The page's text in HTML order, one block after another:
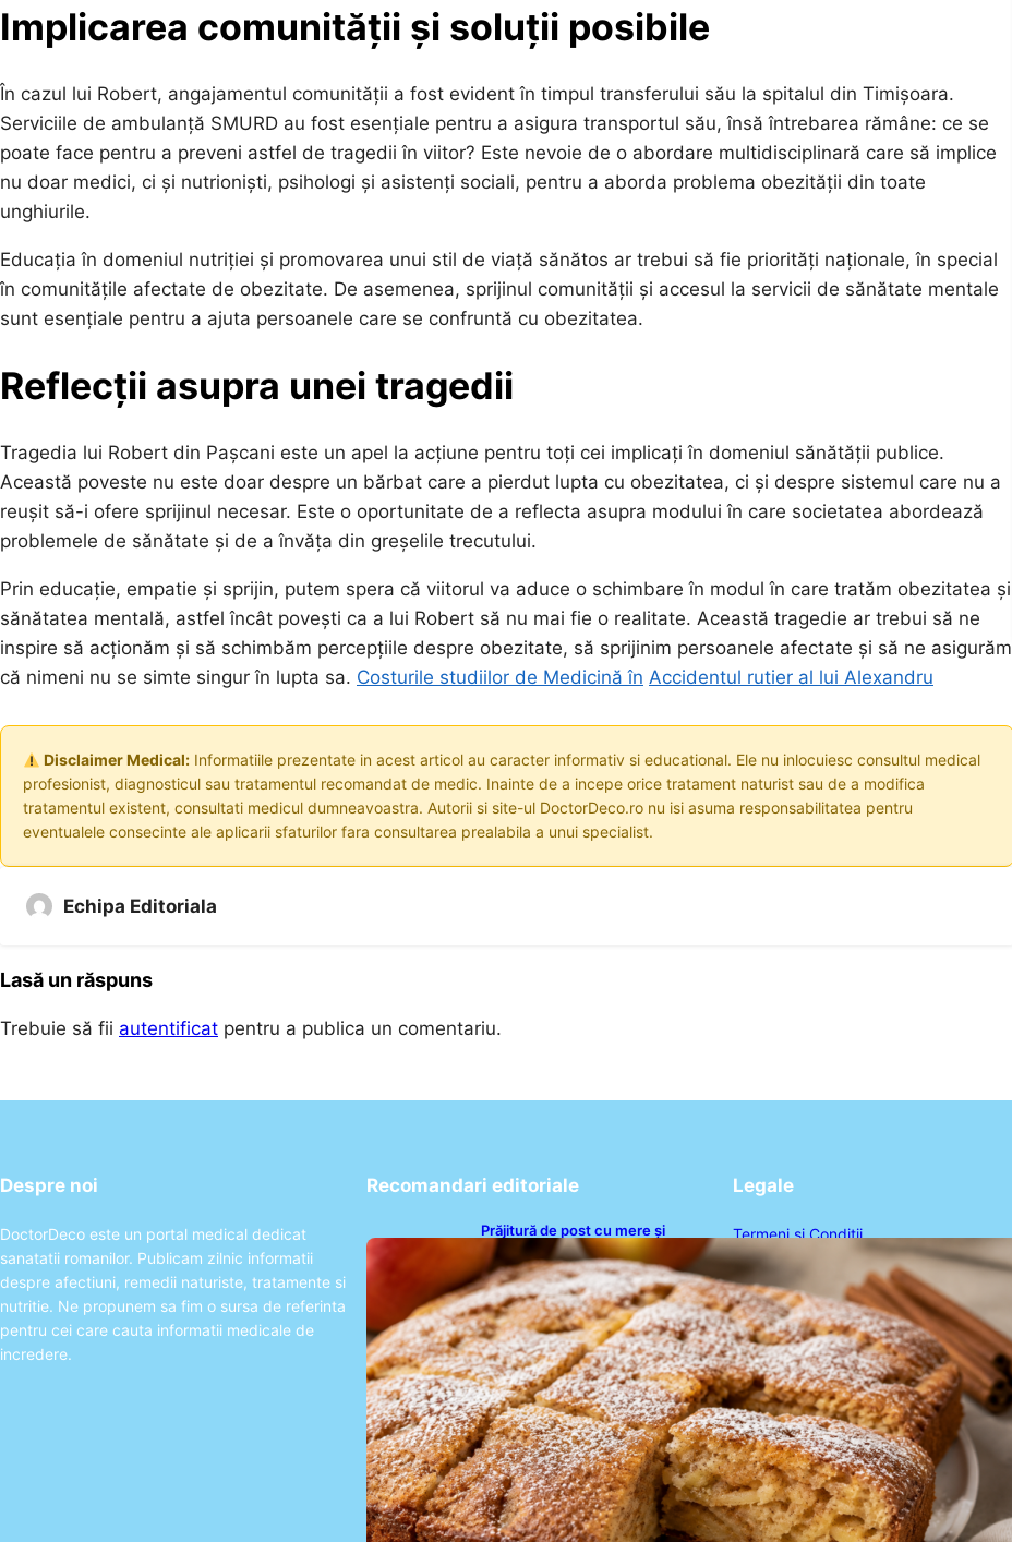
Implicarea comunității și soluții posibile
În cazul lui Robert, angajamentul comunității a fost evident în timpul transferului său la spitalul din Timișoara.
Serviciile de ambulanță SMURD au fost esențiale pentru a asigura transportul său, însă întrebarea rămâne: ce se
poate face pentru a preveni astfel de tragedii în viitor? Este nevoie de o abordare multidisciplinară care să implice
nu doar medici, ci și nutrioniști, psihologi și asistenți sociali, pentru a aborda problema obezității din toate
unghiurile.
Educația în domeniul nutriției și promovarea unui stil de viață sănătos ar trebui să fie priorități naționale, în special
în comunitățile afectate de obezitate. De asemenea, sprijinul comunității și accesul la servicii de sănătate mentale
sunt esențiale pentru a ajuta persoanele care se confruntă cu obezitatea.
Reflecții asupra unei tragedii
Tragedia lui Robert din Pașcani este un apel la acțiune pentru toți cei implicați în domeniul sănătății publice.
Această poveste nu este doar despre un bărbat care a pierdut lupta cu obezitatea, ci și despre sistemul care nu a
reușit să-i ofere sprijinul necesar. Este o oportunitate de a reflecta asupra modului în care societatea abordează
problemele de sănătate și de a învăța din greșelile trecutului.
Prin educație, empatie și sprijin, putem spera că viitorul va aduce o schimbare în modul în care tratăm obezitatea și
sănătatea mentală, astfel încât povești ca a lui Robert să nu mai fie o realitate. Această tragedie ar trebui să ne
inspire să acționăm și să schimbăm percepțiile despre obezitate, să sprijinim persoanele afectate și să ne asigurăm
că nimeni nu se simte singur în lupta sa. Costurile studiilor de Medicină în Accidentul rutier al lui Alexandru
Disclaimer Medical:Informatiile prezentate in acest articol au caracter informativ si educational. Ele nu inlocuiesc consultul medical
profesionist, diagnosticul sau tratamentul recomandat de medic. Inainte de a incepe orice tratament naturist sau de a modifica
tratamentul existent, consultati medicul dumneavoastra. Autorii si site-ul DoctorDeco.ro nu isi asuma responsabilitatea pentru
eventualele consecinte ale aplicarii sfaturilor fara consultarea prealabila a unui specialist.
Echipa Editoriala
Lasă un răspuns
Trebuie să fii autentificat pentru a publica un comentariu.
Despre noi
DoctorDeco este un portal medical dedicat
sanatatii romanilor. Publicam zilnic informatii
despre afectiuni, remedii naturiste, tratamente si
nutritie. Ne propunem sa fim o sursa de referinta
pentru cei care cauta informatii medicale de
incredere.
Recomandari editoriale
Prăjitură de post cu mere și
scorțișoară: O Delicatesă Dulce
pentru Postul Adormirii Maicii
Domnului
Legale
Termeni și Condiții
Politica de Confidențialitate
Politica de Cookies
Disclaimer
Contact